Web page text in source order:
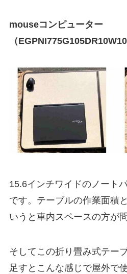
mouseコンピューター
（
15.6インチワイドのノート
です。テーブルの作業面積
いうと車内スペースの方が
そしてこの折り畳み式テー
足すとこんな感じで屋外で